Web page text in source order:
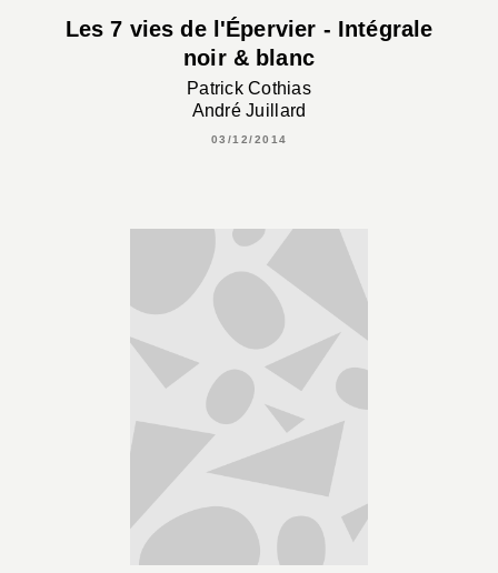
Les 7 vies de l'Épervier - Intégrale
noir & blanc
Patrick Cothias
André Juillard
03/12/2014